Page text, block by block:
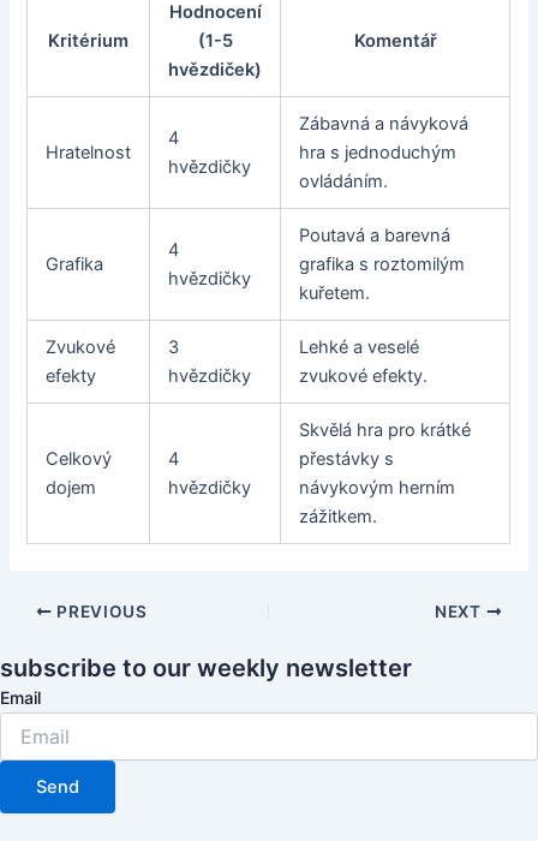
Kritérium
Hodnocení
(1-5
hvězdiček)
Komentář
Hratelnost
4
hvězdičky
Zábavná a návyková
hra s jednoduchým
ovládáním.
Grafika
4
hvězdičky
Poutavá a barevná
grafika s roztomilým
kuřetem.
Zvukové
efekty
3
hvězdičky
Lehké a veselé
zvukové efekty.
Celkový
dojem
4
hvězdičky
Skvělá hra pro krátké
přestávky s
návykovým herním
zážitkem.
PREVIOUS NEXT
subscribe to our weekly newsletter
Email
Send